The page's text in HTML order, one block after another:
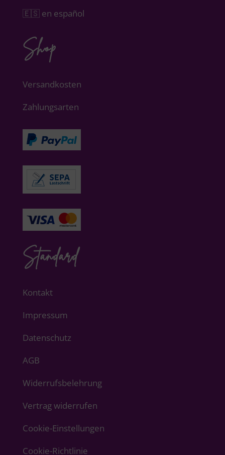
🇪🇸 en español
Shop
Versandkosten
Zahlungsarten
Standard
Kontakt
Impressum
Datenschutz
AGB
Widerrufsbelehrung
Vertrag widerrufen
Cookie-Einstellungen
Cookie-Richtlinie